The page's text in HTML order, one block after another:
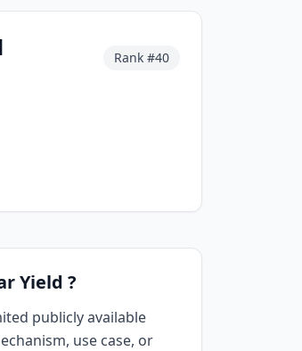
Rank #40
Yield ?
publicly available
use case, or